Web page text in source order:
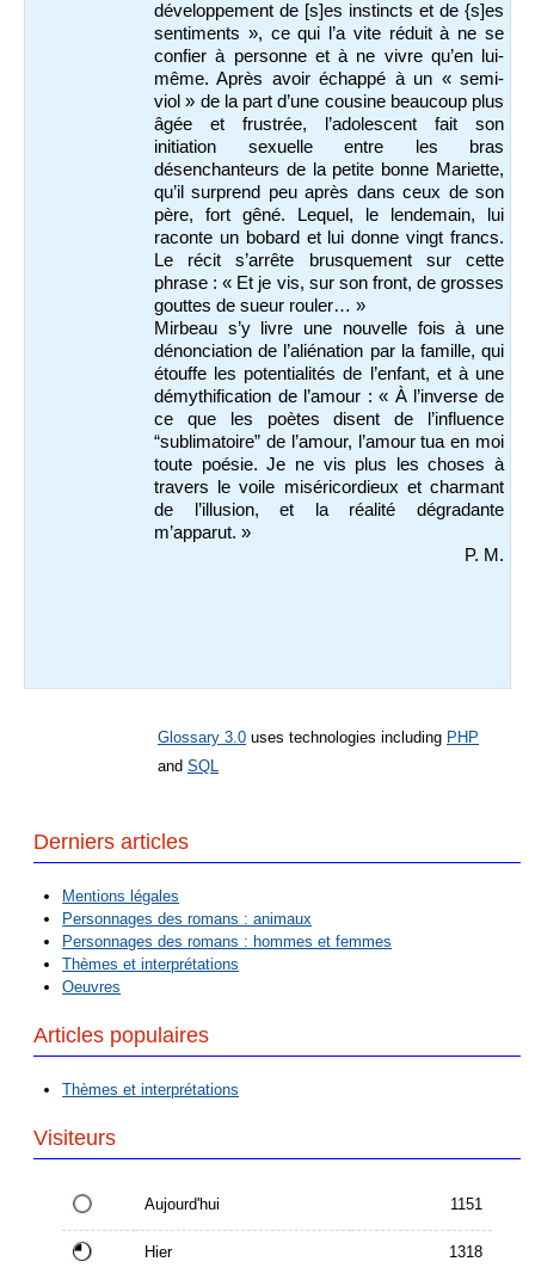
développement de [s]es instincts et de {s]es
sentiments », cequi l’a vite réduit à ne se
confier à personne et à ne vivre qu’en lui-
même. Après avoir échappé à un « semi-
viol » de la part d’une cousine beaucoup plus
âgée et frustrée, l’adolescent fait son
initiation sexuelle entre les bras
désenchanteurs de la petite bonne Mariette,
qu’il surprend peu après dans ceux de son
père, fort gêné. Lequel, le lendemain, lui
raconte un bobard et lui donne vingt francs.
Le récit s’arrête brusquement sur cette
phrase : « Et je vis, sur son front, de grosses
gouttes de sueur rouler… »
Mirbeau s’y livre une nouvelle fois à une
dénonciation de l’aliénation par la famille, qui
étouffe les potentialités de l’enfant, et à une
démythification de l’amour : « À l’inverse de
ce que les poètes disent de l’influence
“sublimatoire” de l’amour, l’amour tua en moi
toute poésie. Je ne vis plus les choses à
travers le voile miséricordieux et charmant
de l’illusion, et la réalité dégradante
m’apparut. »
P. M.
Glossary 3.0 uses technologies including PHP
and SQL
Derniers articles
Mentions légales
Personnages des romans : animaux
Personnages des romans : hommes et femmes
Thèmes et interprétations
Oeuvres
Articles populaires
Thèmes et interprétations
Visiteurs
Aujourd'hui 1151
Hier 1318